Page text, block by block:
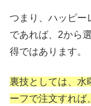
つまり、ハッピー
であれば、2から
得ではあります。
裏技としては、水
ーフで注文すれば